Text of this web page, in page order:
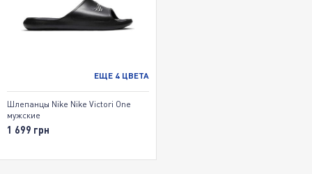
ЕЩЕ 4 ЦВЕТА
Шлепанцы Nike Nike Victori One
мужские
1 699 грн